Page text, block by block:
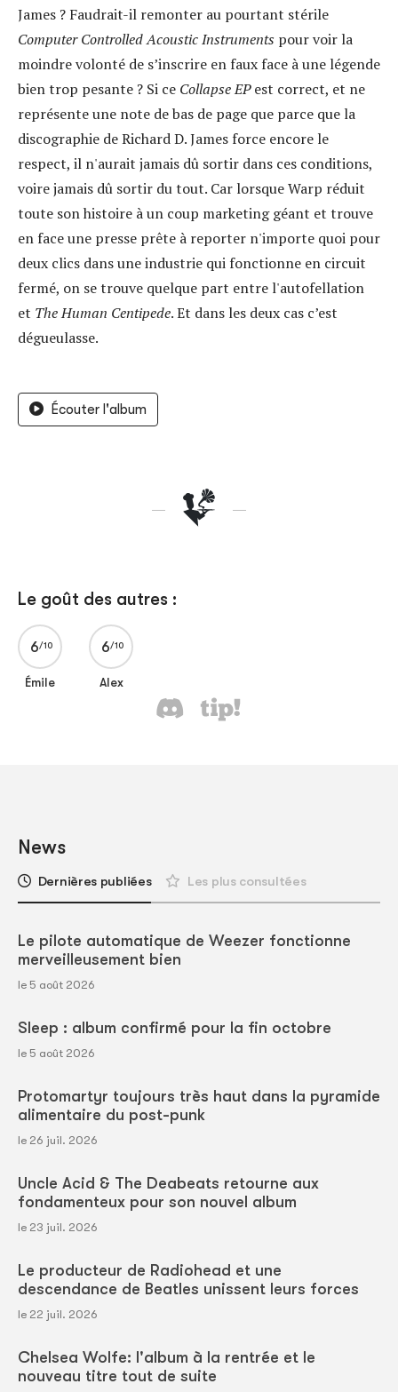
James ? Faudrait-il remonter au pourtant stérile
Computer Controlled Acoustic Instruments pour voir la
moindre volonté de s’inscrire en faux face à une légende
bien trop pesante ? Si ce Collapse EPest correct, et ne
représente une note de bas de page que parce que la
discographie de Richard D. James force encore le
respect, il n'aurait jamais dû sortir dans ces conditions,
voire jamais dû sortir du tout. Car lorsque Warp réduit
toute son histoire à un coup marketing géant et trouve
en face une presse prête à reporter n'importe quoi pour
deux clics dans une industrie qui fonctionne en circuit
fermé, on se trouve quelque part entre l'autofellation
et The Human Centipede. Et dans les deux cas c’est
dégueulasse.
Écouter l'album
Le goût des autres :
6
Émile
6
Alex
News
Dernières publiées Les plus consultées
Le pilote automatique de Weezer fonctionne
merveilleusement bien
le 5 août 2026
Sleep : album confirmé pour la fin octobre
le 5 août 2026
Protomartyr toujours très haut dans la pyramide
alimentaire du post-punk
le 26 juil. 2026
Uncle Acid & The Deabeats retourne aux
fondamenteux pour son nouvel album
le 23 juil. 2026
Le producteur de Radiohead et une
descendance de Beatles unissent leurs forces
le 22 juil. 2026
Chelsea Wolfe: l'album à la rentrée et le
nouveau titre tout de suite